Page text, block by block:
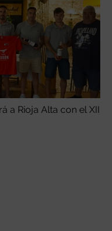
a Rioja Alta con el XII